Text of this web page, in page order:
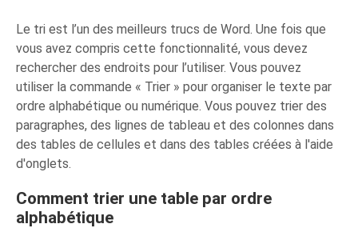
Le tri est l’un des meilleurs trucs de Word. Une fois que
vous avez compris cette fonctionnalité, vous devez
rechercher des endroits pour l’utiliser. Vous pouvez
utiliser la commande « Trier » pour organiser le texte par
ordre alphabétique ou numérique. Vous pouvez trier des
paragraphes, des lignes de tableau et des colonnes dans
des tables de cellules et dans des tables créées à l'aide
d'onglets.
Comment trier une table par ordre
alphabétique